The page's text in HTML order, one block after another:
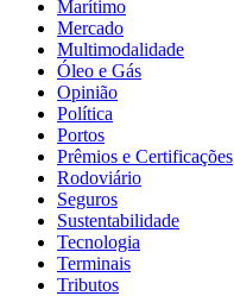
Marítimo
Mercado
Multimodalidade
Óleo e Gás
Opinião
Política
Portos
Prêmios e Certificações
Rodoviário
Seguros
Sustentabilidade
Tecnologia
Terminais
Tributos